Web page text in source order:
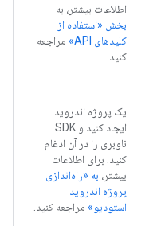
اطلاعات بیشتر، به
بخش «استفاده از
کلیدهای API»
مراجعه
کنید.
یک پروژه اندروید
ایجاد کنید و SDK
ناوبری را در آن ادغام
کنید. برای اطلاعات
بیشتر، به «راه‌اندازی
پروژه اندروید
استودیو» مراجعه کنید.